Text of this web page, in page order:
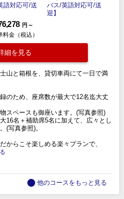
円 ～
料金（税込）
細を見る
山と箱根を、貸切車両にて一日で満
のため、座席数が最大で12名迄大丈
スペースも御座います。(写真参照)
16名＋補助席5名に加えて、広々とし
(写真参照)。
からこそ楽しめる楽々プランで、
他のコースをもっと見る